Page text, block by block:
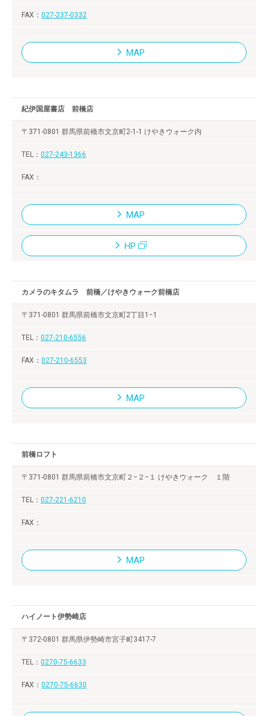
027-237-0332
MAP
紀伊国屋書店 前橋店
〒371-0801 群馬県前橋市文京町2-1-1 けやきウォーク内
027-243-1366
MAP
HP
カメラのキタムラ 前橋／けやきウォーク前橋店
〒371-0801 群馬県前橋市文京町2丁目1−1
027-210-6556
027-210-6553
MAP
前橋ロフト
〒371-0801 群馬県前橋市文京町２−２−１ けやきウォーク １階
027-221-6210
MAP
ハイノート伊勢崎店
〒372-0801 群馬県伊勢崎市宮子町3417-7
0270-75-6633
0270-75-6630